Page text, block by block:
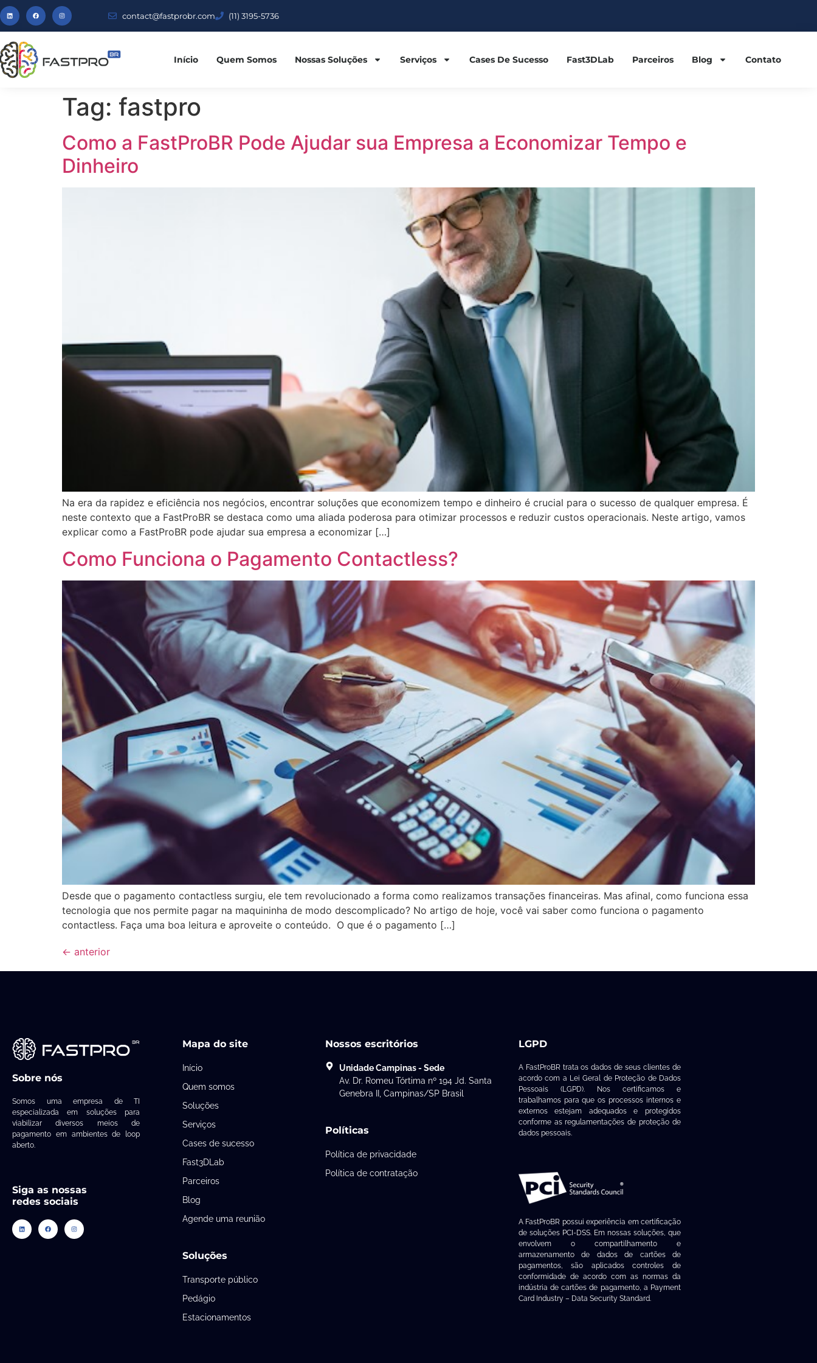
contact@fastprobr.com (11) 3195-5736
Início Quem Somos Nossas Soluções Serviços Cases De Sucesso Fast3DLab Parceiros Blog Contato
Tag: fastpro
Como a FastProBR Pode Ajudar sua Empresa a Economizar Tempo e
Dinheiro
Na era da rapidez e eficiência nos negócios, encontrar soluções que economizem tempo e dinheiro é crucial para o sucesso de qualquer empresa. É
neste contexto que a FastProBR se destaca como uma aliada poderosa para otimizar processos e reduzir custos operacionais. Neste artigo, vamos
explicar como a FastProBR pode ajudar sua empresa a economizar […]
Como Funciona o Pagamento Contactless?
Desde que o pagamento contactless surgiu, ele tem revolucionado a forma como realizamos transações financeiras. Mas afinal, como funciona essa
tecnologia que nos permite pagar na maquininha de modo descomplicado? No artigo de hoje, você vai saber como funciona o pagamento
contactless. Faça uma boa leitura e aproveite o conteúdo. O que é o pagamento […]
← anterior
Sobre nós
Somos uma empresa de TI
especializada em soluções para
viabilizar diversos meios de
pagamento em ambientes de loop
aberto.
Siga as nossas
redes sociais
Mapa do site
Início
Quem somos
Soluções
Serviços
Cases de sucesso
Fast3DLab
Parceiros
Blog
Agende uma reunião
Soluções
Transporte público
Pedágio
Estacionamentos
Nossos escritórios
Unidade Campinas - Sede
Av. Dr. Romeu Tórtima nº 194 Jd. Santa
Genebra II, Campinas/SP Brasil
Políticas
Política de privacidade
Política de contratação
LGPD
A FastProBR trata os dados de seus clientes de
acordo com a Lei Geral de Proteção de Dados
Pessoais (LGPD). Nos certificamos e
trabalhamos para que os processos internos e
externos estejam adequados e protegidos
conforme as regulamentações de proteção de
dados pessoais.
A FastProBR possui experiência em certificação
de soluções PCI-DSS. Em nossas soluções, que
envolvem o compartilhamento e
armazenamento de dados de cartões de
pagamentos, são aplicados controles de
conformidade de acordo com as normas da
indústria de cartões de pagamento, a Payment
Card Industry – Data Security Standard.